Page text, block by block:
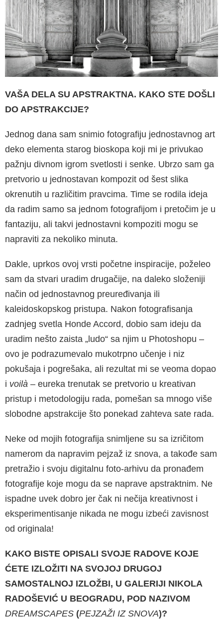
VAŠA DELA SU APSTRAKTNA. KAKO STE DOŠLI
DO APSTRAKCIJE?
Jednog dana sam snimio fotografiju jednostavnog art
deko elementa starog bioskopa koji mi je privukao
pažnju divnom igrom svetlosti i senke. Ubrzo sam ga
pretvorio u jednostavan kompozit od šest slika
okrenutih u različitim pravcima. Time se rodila ideja
da radim samo sa jednom fotografijom i pretočim je u
fantaziju, ali takvi jednostavni kompoziti mogu se
napraviti za nekoliko minuta.
Dakle, uprkos ovoj vrsti početne inspiracije, poželeo
sam da stvari uradim drugačije, na daleko složeniji
način od jednostavnog preuređivanja ili
kaleidoskopskog pristupa. Nakon fotografisanja
zadnjeg svetla Honde Accord, dobio sam ideju da
uradim nešto zaista „ludo“ sa njim u Photoshopu –
ovo je podrazumevalo mukotrpno učenje i niz
pokušaja i pogrešaka, ali rezultat mi se veoma dopao
i voilà – eureka trenutak se pretvorio u kreativan
pristup i metodologiju rada, pomešan sa mnogo više
slobodne apstrakcije što ponekad zahteva sate rada.
Neke od mojih fotografija snimljene su sa izričitom
namerom da napravim pejzaž iz snova, a takođe sam
pretražio i svoju digitalnu foto-arhivu da pronađem
fotografije koje mogu da se naprave apstraktnim. Ne
ispadne uvek dobro jer čak ni nečija kreativnost i
eksperimentisanje nikada ne mogu izbeći zavisnost
od originala!
KAKO BISTE OPISALI SVOJE RADOVE KOJE
ĆETE IZLOŽITI NA SVOJOJ DRUGOJ
SAMOSTALNOJ IZLOŽBI, U GALERIJI NIKOLA
RADOŠEVIĆ U BEOGRADU, POD NAZIVOM
DREAMSCAPES (PEJZAŽI IZ SNOVA)?